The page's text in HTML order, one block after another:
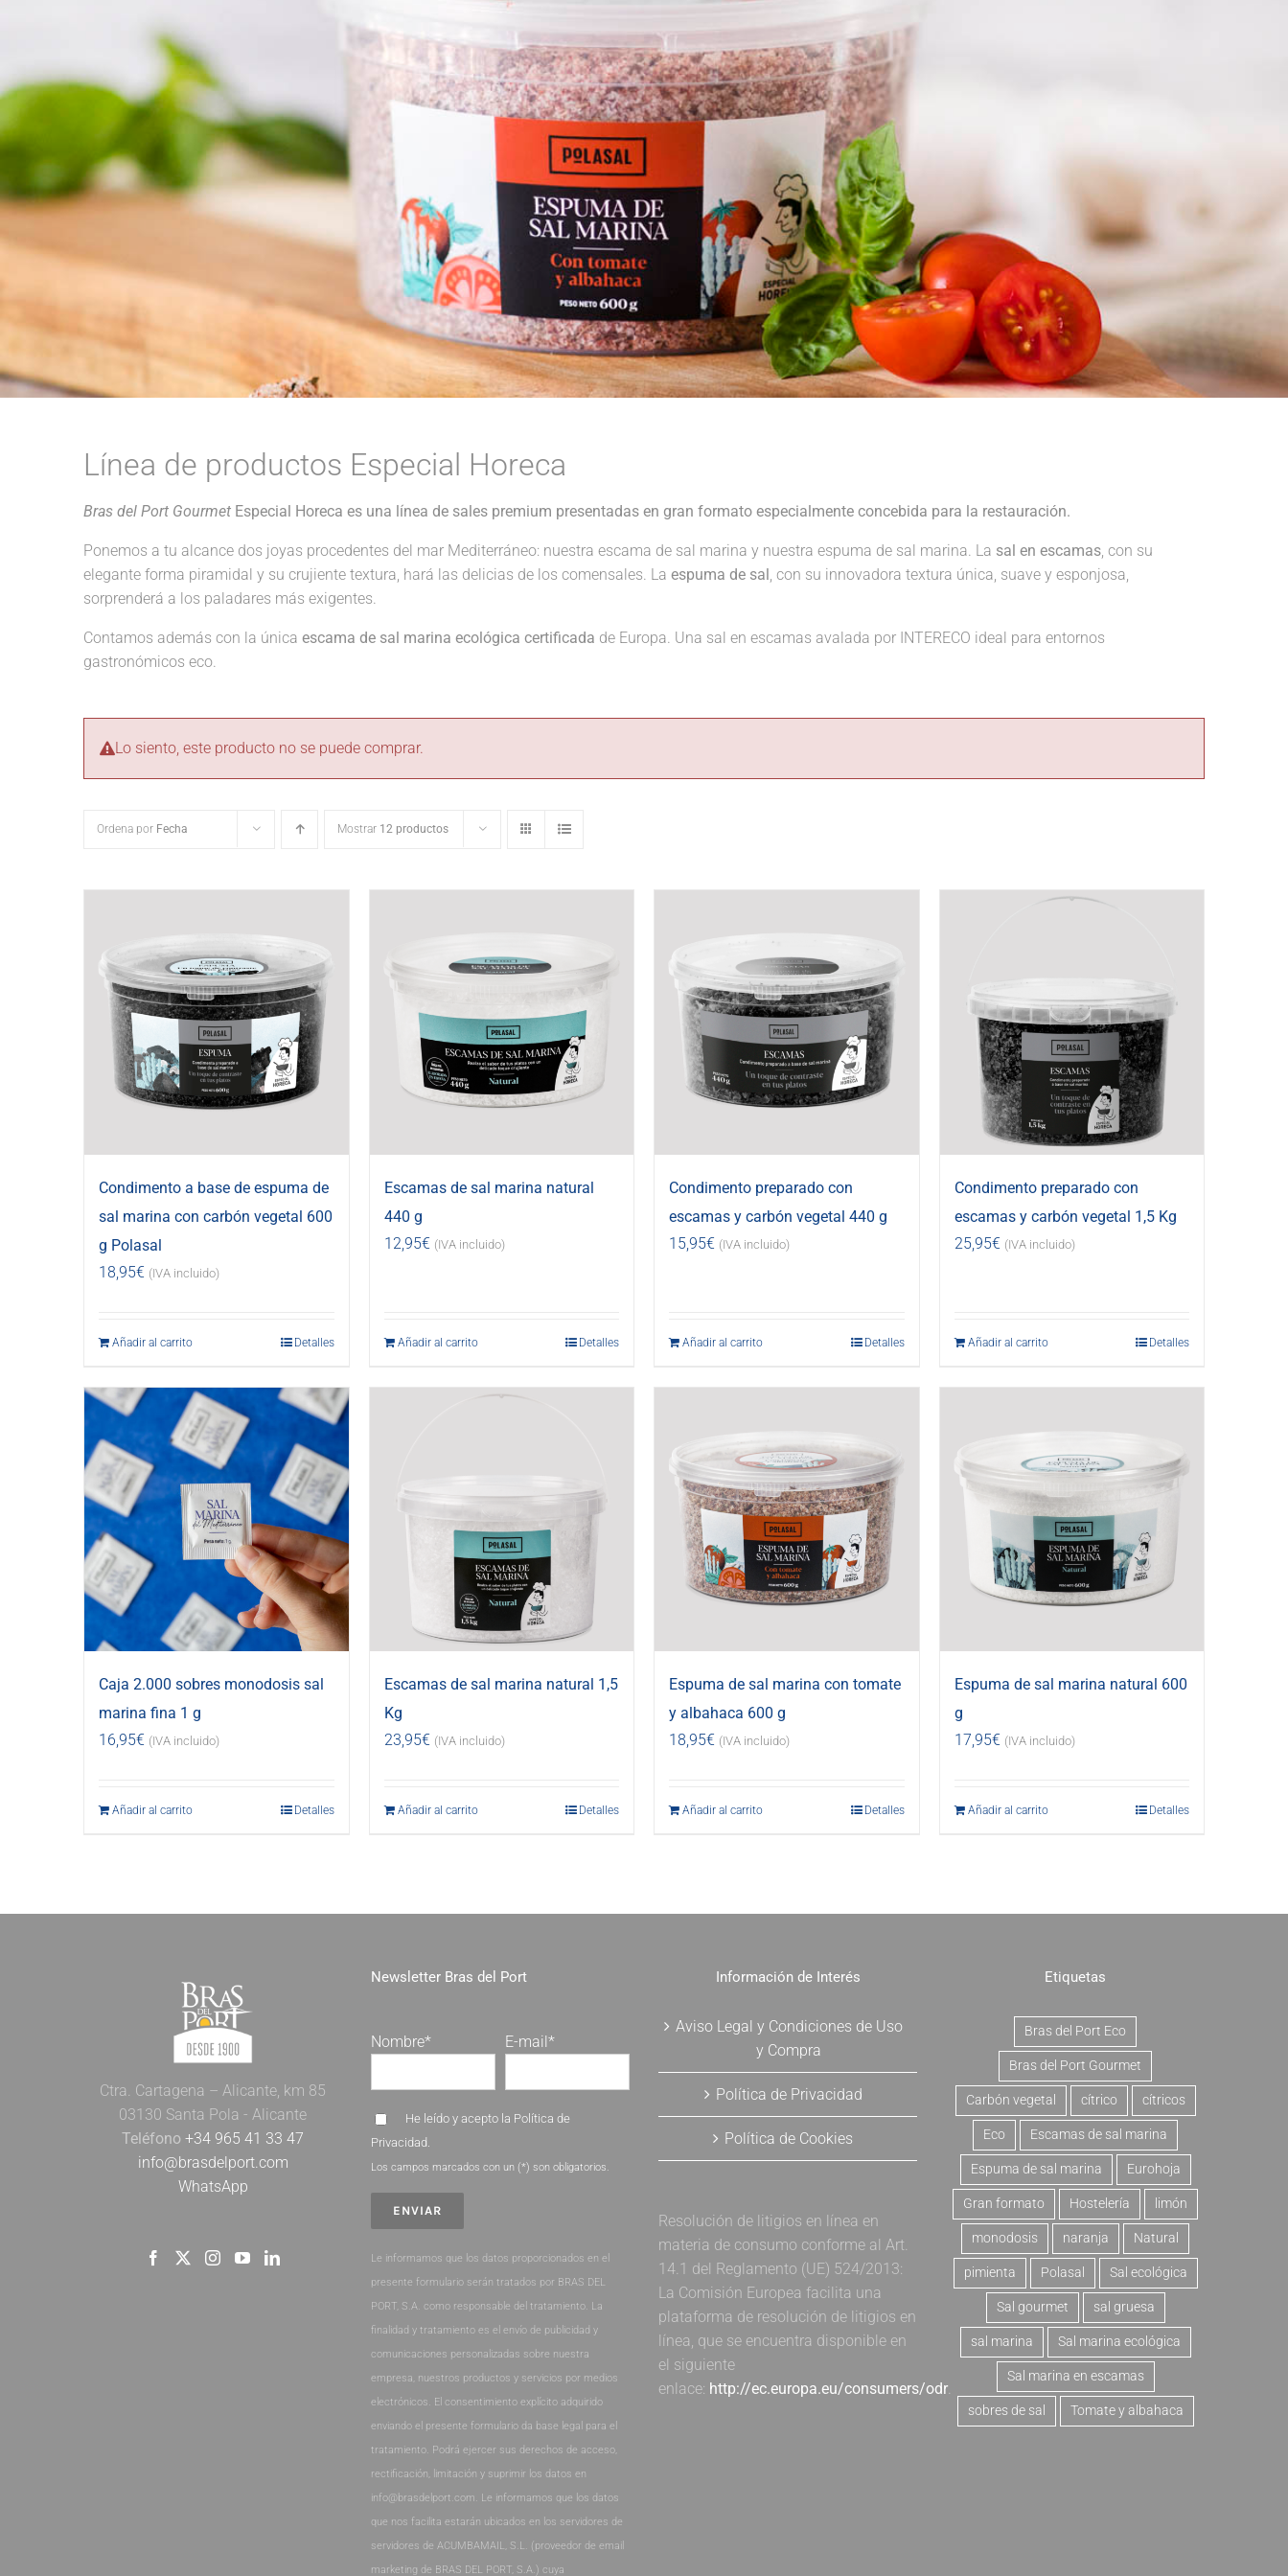
Línea de productos Especial Horeca
Bras del Port Gourmet Especial Horeca es una línea de sales premium presentadas en gran formato especialmente concebida para la restauración.
Ponemos a tu alcance dos joyas procedentes del mar Mediterráneo: nuestra escama de sal marina y nuestra espuma de sal marina. La sal en escamas, con su
elegante forma piramidal y su crujiente textura, hará las delicias de los comensales. La espuma de sal, con su innovadora textura única, suave y esponjosa,
sorprenderá a los paladares más exigentes.
Contamos además con la única escama de sal marina ecológica certificada de Europa. Una sal en escamas avalada por INTERECO ideal para entornos
gastronómicos eco.
Lo siento, este producto no se puede comprar.
Ordena por Fecha Mostrar 12 productos
Condimento a base de espuma de
sal marina con carbón vegetal 600
g Polasal
18,95€ (IVA incluido)
Añadir al carrito Detalles
Escamas de sal marina natural
440 g
12,95€ (IVA incluido)
Añadir al carrito Detalles
Condimento preparado con
escamas y carbón vegetal 440 g
15,95€ (IVA incluido)
Añadir al carrito Detalles
Condimento preparado con
escamas y carbón vegetal 1,5 Kg
25,95€ (IVA incluido)
Añadir al carrito Detalles
Caja 2.000 sobres monodosis sal
marina fina 1 g
16,95€ (IVA incluido)
Añadir al carrito Detalles
Escamas de sal marina natural 1,5
Kg
23,95€ (IVA incluido)
Añadir al carrito Detalles
Espuma de sal marina con tomate
y albahaca 600 g
18,95€ (IVA incluido)
Añadir al carrito Detalles
Espuma de sal marina natural 600
g
17,95€ (IVA incluido)
Añadir al carrito Detalles
Ctra. Cartagena – Alicante, km 85
03130 Santa Pola - Alicante
Teléfono +34 965 41 33 47
info@brasdelport.com
WhatsApp
Newsletter Bras del Port
Nombre* E-mail*
He leído y acepto la Política de
Privacidad.
Los campos marcados con un (*) son obligatorios.
Le informamos que los datos proporcionados en el
presente formulario serán tratados por BRAS DEL
PORT, S.A. como responsable del tratamiento. La
finalidad y tratamiento es el envío de publicidad y
comunicaciones personalizadas sobre nuestra
empresa, nuestros productos y servicios por medios
electrónicos. El consentimiento explícito adquirido
enviando el presente formulario da base legal para el
tratamiento. Podrá ejercer sus derechos de acceso,
rectificación, limitación y suprimir los datos en
info@brasdelport.com. Le informamos que los datos
que nos facilita estarán ubicados en los servidores de
servidores de ACUMBAMAIL, S.L. (proveedor de email
marketing de BRAS DEL PORT, S.A.) cuya
Información de Interés
Aviso Legal y Condiciones de Uso
y Compra
Política de Privacidad
Política de Cookies
Resolución de litigios en línea en
materia de consumo conforme al Art.
14.1 del Reglamento (UE) 524/2013:
La Comisión Europea facilita una
plataforma de resolución de litigios en
línea, que se encuentra disponible en
el siguiente
enlace: http://ec.europa.eu/consumers/odr.
Etiquetas
Bras del Port Eco
Bras del Port Gourmet
Carbón vegetal cítrico cítricos
Eco Escamas de sal marina
Espuma de sal marina Eurohoja
Gran formato Hostelería limón
monodosis naranja Natural
pimienta Polasal Sal ecológica
Sal gourmet sal gruesa
sal marina Sal marina ecológica
Sal marina en escamas
sobres de sal Tomate y albahaca